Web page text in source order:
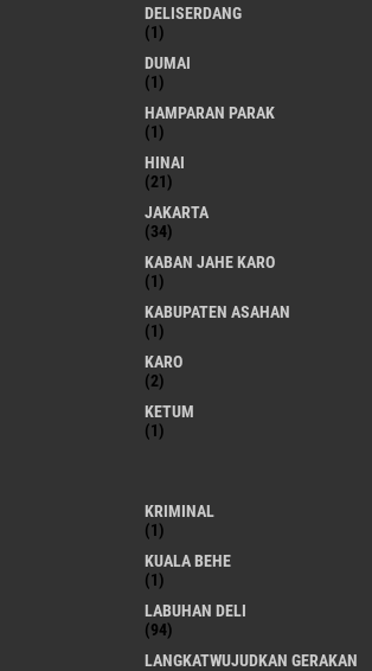
DELISERDANG
(1)
DUMAI
(1)
HAMPARAN PARAK
(1)
HINAI
(21)
JAKARTA
(34)
KABAN JAHE KARO
(1)
KABUPATEN ASAHAN
(1)
KARO
(2)
KETUM
(1)
KRIMINAL
(1)
KUALA BEHE
(1)
LABUHAN DELI
(94)
LANGKATWUJUDKAN GERAKAN